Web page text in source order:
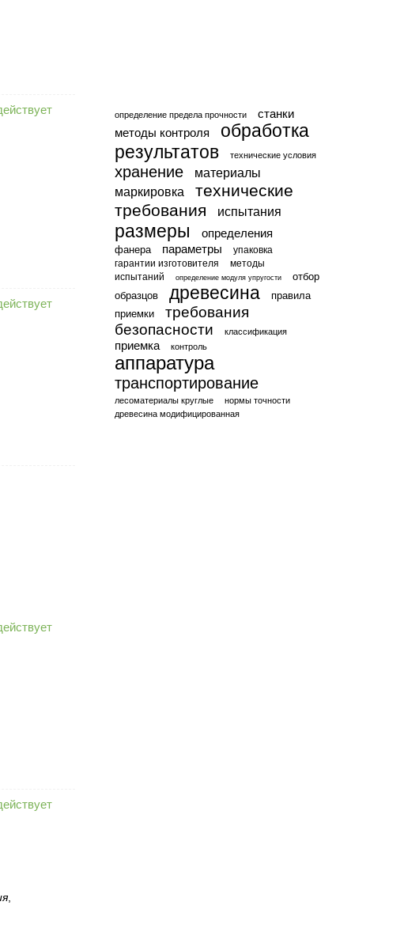
,
определение предела прочности
станки
методы контроля
обработка
результатов
технические условия
хранение
материалы
маркировка
технические
требования
испытания
размеры определения
фанера параметры
упаковка
гарантии изготовителя
методы
испытаний
определение модуля упругости
отбор
образцов
древесина
правила
приемки
требования
безопасности
классификация
приемка контроль
аппаратура
транспортирование
лесоматериалы круглые
нормы точности
древесина модифицированная